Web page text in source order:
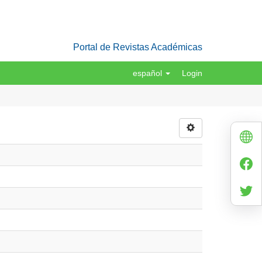
Portal de Revistas Académicas
español Login